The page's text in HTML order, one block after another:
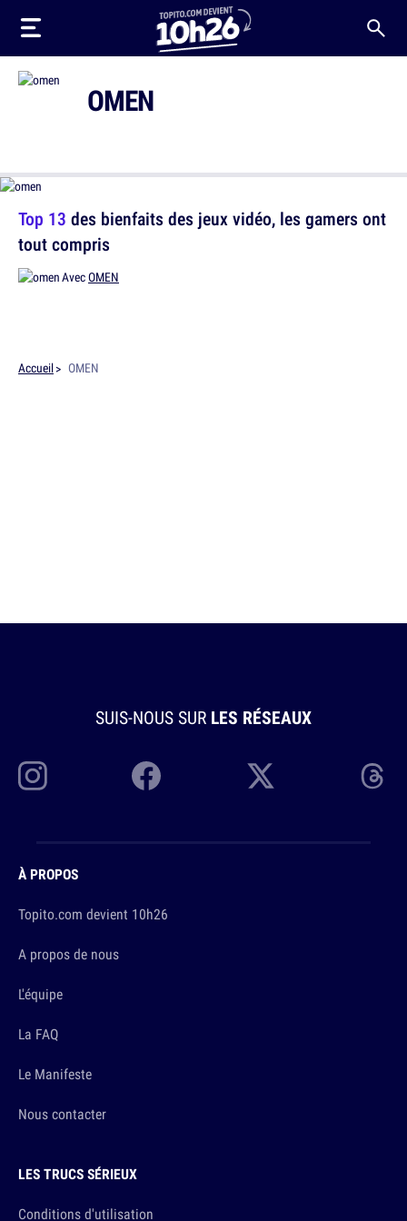
OMEN
Top 13 des bienfaits des jeux vidéo, les gamers ont
tout compris
AvecOMEN
Accueil OMEN
SUIS-NOUS SUR LES RÉSEAUX
À PROPOS
Topito.com devient 10h26
A propos de nous
L'équipe
La FAQ
Le Manifeste
Nous contacter
LES TRUCS SÉRIEUX
Conditions d'utilisation